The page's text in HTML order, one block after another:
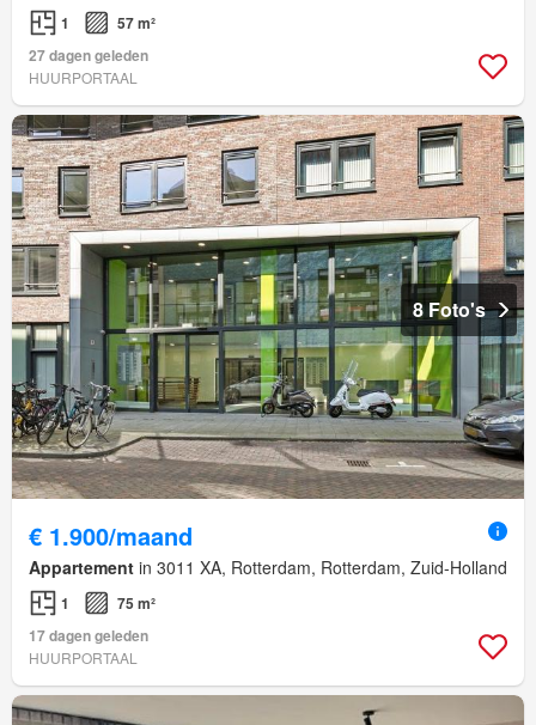
1
57 m²
27 dagen geleden
HUURPORTAAL
8 Foto's
€ 1.900/maand
Appartement in 3011 XA, Rotterdam, Rotterdam, Zuid-Holland
1
75 m²
17 dagen geleden
HUURPORTAAL